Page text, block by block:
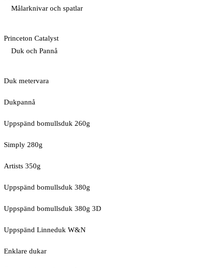
Målarknivar och spatlar
Princeton Catalyst
Duk och Pannå
Duk metervara
Dukpannå
Uppspänd bomullsduk 260g
Simply 280g
Artists 350g
Uppspänd bomullsduk 380g
Uppspänd bomullsduk 380g 3D
Uppspänd Linneduk W&N
Enklare dukar